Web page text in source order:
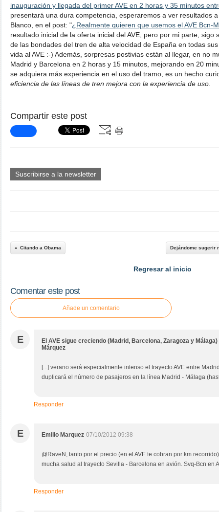
inauguración y llegada del primer AVE en 2 horas y 35 minutos
presentará una dura competencia, esperaremos a ver resultados
Blanco, en el post: "¿Realmente quieren que usemos el AVE Bcn-
resultado inicial de la oferta inicial del AVE, pero por mi parte, sigo
de las bondades del tren de alta velocidad de España en todas
vida al AVE :-) Además, sorpresas postivias están al llegar, en no
Madrid y Barcelona en 2 horas y 15 minutos, mejorando en 20
se adquiera más experiencia en el uso del tramo, es un hecho
eficiencia de las líneas de tren mejora con la experiencia de uso
Compartir este post
Suscribirse a la newsletter
Citando a Obama Dejándome sugerir
Regresar al inicio
Comentar este post
Añade un comentario
E
El AVE sigue creciendo (Madrid, Barcelona, Zaragoza y Málaga)
Márquez
[...] verano será especialmente intenso el trayecto AVE entre
duplicará el número de pasajeros en la línea Madrid - Málaga
Responder
E Emilio Marquez 07/10/2012 09:38
@RaveN, tanto por el precio (en el AVE te cobran por km
mucha salud al trayecto Sevilla - Barcelona en avión. Svq-Bcn en
Responder